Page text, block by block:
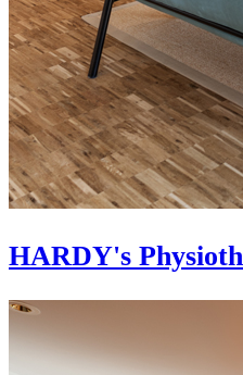
HARDY's